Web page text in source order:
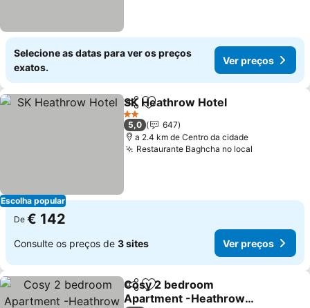
Selecione as datas para ver os preços
exatos.
Ver preços
Escolha popular
PartilharAdicionar aos favoritos
SK Heathrow Hotel
2 Estrelas
5,0
647
a 2.4 km de Centro da cidade
Restaurante Baghcha no local
De € 142
Consulte os preços de 3 sites Ver preços
PartilharAdicionar aos favoritos
Cosy 2 bedroom
Apartment -Heathrow